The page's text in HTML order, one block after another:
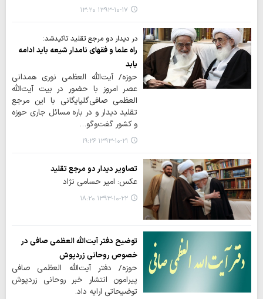
۱۳۹۳-۱۰-۱۷ ۱۳:۲۰
در دیدار دو مرجع تقلید تاکیدشد:
راه علما و فقهای نامدار شیعه باید ادامه
یابد
حوزه/ آیت‌الله العظمی نوری همدانی
عصر امروز با حضور در بیت آیت‌الله
العظمی صافی‌گلپایگانی با این مرجع
تقلید دیدار و در باره مسائل جاری حوزه
و کشور گفت‌و‌گو…
۱۳۹۳-۱۰-۲۱ ۱۹:۲۶
تصاویر دیدار دو مرجع تقلید
عکس: امیر حسامی نژاد
۱۳۹۳-۱۰-۲۲ ۱۸:۲۰
توضیح دفتر آیت‌الله العظمی صافی در
خصوص روحانی زردپوش
حوزه/ دفتر آیت‌الله العظمی صافی
پیرامون انتشار خبر روحانی زردپوش
توضیحاتی ارایه داد.